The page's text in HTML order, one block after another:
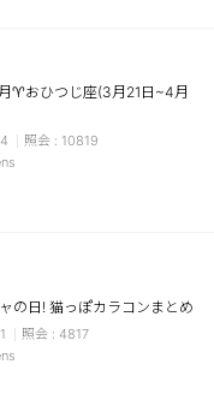
♈おひつじ座(3月21日~4月
10819
の日! 猫っぽカラコンまとめ
4817